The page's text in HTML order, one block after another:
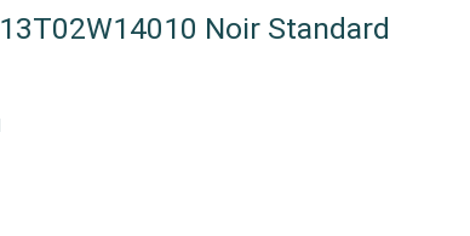
Noir Standard